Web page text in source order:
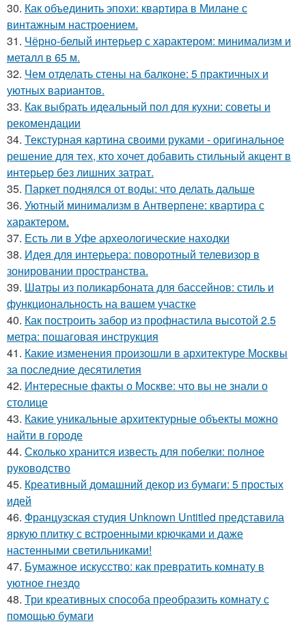
30. Как объединить эпохи: квартира в Милане с
винтажным настроением.
31. Чёрно-белый интерьер с характером: минимализм и
металл в 65 м.
32. Чем отделать стены на балконе: 5 практичных и
уютных вариантов.
33. Как выбрать идеальный пол для кухни: советы и
рекомендации
34. Текстурная картина своими руками - оригинальное
решение для тех, кто хочет добавить стильный акцент в
интерьер без лишних затрат.
35. Паркет поднялся от воды: что делать дальше
36. Уютный минимализм в Антверпене: квартира с
характером.
37. Есть ли в Уфе археологические находки
38. Идея для интерьера: поворотный телевизор в
зонировании пространства.
39. Шатры из поликарбоната для бассейнов: стиль и
функциональность на вашем участке
40. Как построить забор из профнастила высотой 2.5
метра: пошаговая инструкция
41. Какие изменения произошли в архитектуре Москвы
за последние десятилетия
42. Интересные факты о Москве: что вы не знали о
столице
43. Какие уникальные архитектурные объекты можно
найти в городе
44. Сколько хранится известь для побелки: полное
руководство
45. Креативный домашний декор из бумаги: 5 простых
идей
46. Французская студия Unknown Untitled представила
яркую плитку с встроенными крючками и даже
настенными светильниками!
47. Бумажное искусство: как превратить комнату в
уютное гнездо
48. Три креативных способа преобразить комнату с
помощью бумаги